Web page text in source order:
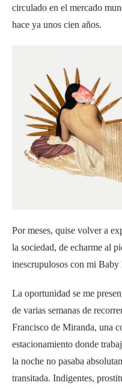
circulado en el mercado
hace ya unos cien años.
Por meses, quise volver a
la sociedad, de echarme al
inescrupulosos con mi
La oportunidad se me
de varias semanas de
Francisco de Miranda, una
estacionamiento donde
la noche no pasaba
transitada. Indigentes,